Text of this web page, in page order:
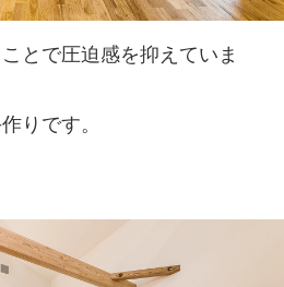
とで圧迫感を抑えていま
りです。